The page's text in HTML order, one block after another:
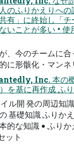
のふりかえりへの
有」に終始し「チ
いことが多い • 使
、今のチームに
に形骸化・マン
Inc. 本の
を基に再作成 ふ
ル開 発の周辺知
基礎知識 ふりか
的な知識 • ふり
ット